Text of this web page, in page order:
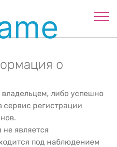
о
либо успешно
сервис регистрации
является
под наблюдением